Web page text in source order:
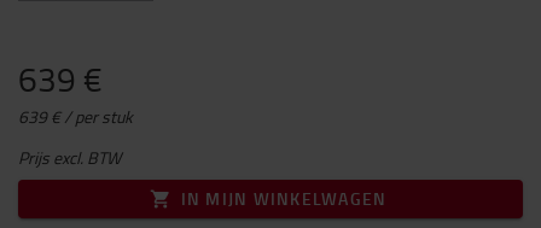
639 €
639 € / per stuk
Prijs excl. BTW
IN MIJN WINKELWAGEN